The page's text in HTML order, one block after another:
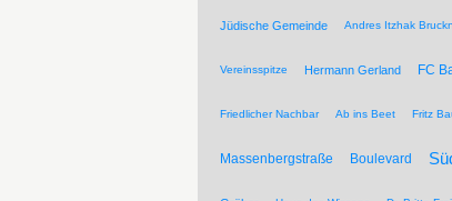
Jüdische Gemeinde Andres Itzhak
Vereinsspitze Hermann Gerland FC
Friedlicher Nachbar Ab ins Beet Fritz
Massenbergstraße Boulevard